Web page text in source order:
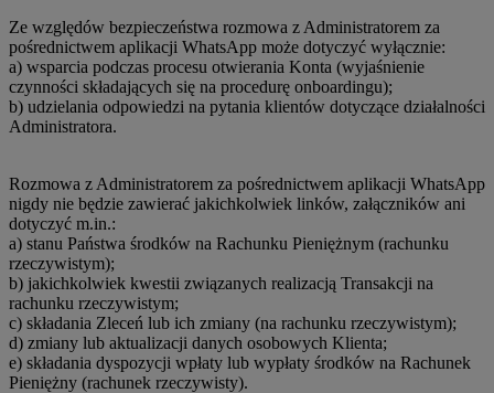
Ze względów bezpieczeństwa rozmowa z Administratorem za
pośrednictwem aplikacji WhatsApp może dotyczyć wyłącznie:
a) wsparcia podczas procesu otwierania Konta (wyjaśnienie
czynności składających się na procedurę onboardingu);
b) udzielania odpowiedzi na pytania klientów dotyczące działalności
Administratora.
Rozmowa z Administratorem za pośrednictwem aplikacji WhatsApp
nigdy nie będzie zawierać jakichkolwiek linków, załączników ani
dotyczyć m.in.:
a) stanu Państwa środków na Rachunku Pieniężnym (rachunku
rzeczywistym);
b) jakichkolwiek kwestii związanych realizacją Transakcji na
rachunku rzeczywistym;
c) składania Zleceń lub ich zmiany (na rachunku rzeczywistym);
d) zmiany lub aktualizacji danych osobowych Klienta;
e) składania dyspozycji wpłaty lub wypłaty środków na Rachunek
Pieniężny (rachunek rzeczywisty).